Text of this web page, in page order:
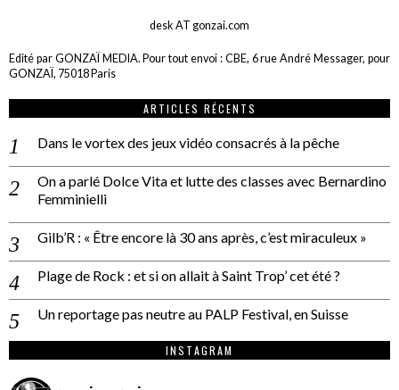
desk AT gonzai.com
Edité par GONZAÏ MEDIA. Pour tout envoi : CBE, 6 rue André Messager, pour
GONZAÏ, 75018 Paris
ARTICLES RÉCENTS
Dans le vortex des jeux vidéo consacrés à la pêche
On a parlé Dolce Vita et lutte des classes avec Bernardino
Femminielli
Gilb’R : « Être encore là 30 ans après, c’est miraculeux »
Plage de Rock : et si on allait à Saint Trop’ cet été ?
Un reportage pas neutre au PALP Festival, en Suisse
INSTAGRAM